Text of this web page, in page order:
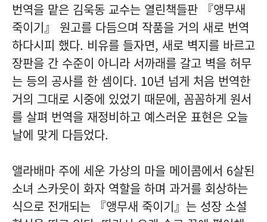
번역을 맡은 김욱동 교수는 열린책들판 『앵무새
죽이기』 원고를 다듬으며 작품을 거의 새로 번역
하다시피 했다. 비유를 들자면, 새로 벽지를 바르고
장판을 간 수준이 아니라 서까래를 갈고 벽을 허무
는 등의 공사를 한 셈이다. 10년 넘게 처음 번역한
거의 그대로 시중에 있었기 때문에, 꼼꼼하게 원서
를 살펴 번역을 재정비하고 예스러운 표현은 오늘
날에 맞게 다듬었다.
앨라배마 주에 세운 가상의 마을 메이콤에서 6살된
소녀 스카웃이 화자 역할을 하며 과거를 회상하는
식으로 전개되는 『앵무새 죽이기』는 성장 소설